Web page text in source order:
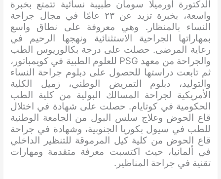
الدكتورة أورميلا سومان طبيبة نسائية تتمتع بخبرة
واسعة، بخبرة تزيد عن ٢٣ عامًا في مجال جراحة
النساء بالمنظار. وهي معروفة على نطاق واسع
بمهاراتها الجراحية الاستثنائية ونهجها الرحيم في
رعاية المرضى. حصلت على درجة بكالوريوس الطب
والجراحة من معهد PSG للعلوم الطبية في كويمباتور،
ثم تابعت دراستها للحصول على دبلوم جراحة النساء
والتوليد، دبلوم التمريض الوطني، زميل الكلية
الأمريكية لجراحة المسالك البولية من كلية الطب
الحكومية في كوتايام. حصلت على شهادة في اختلال
قاع الحوض وعلاج سلس البول من الجامعة الوطنية
للطب في سيول بكوريا الجنوبية، وشهادة في جراحة
قاع الحوض من كلية كيل المرموقة للتنظير الداخلي
في ألمانيا، حيث اكتسبت معرفة متقدمة ومهارات
تقنية في جراحة المناظير.